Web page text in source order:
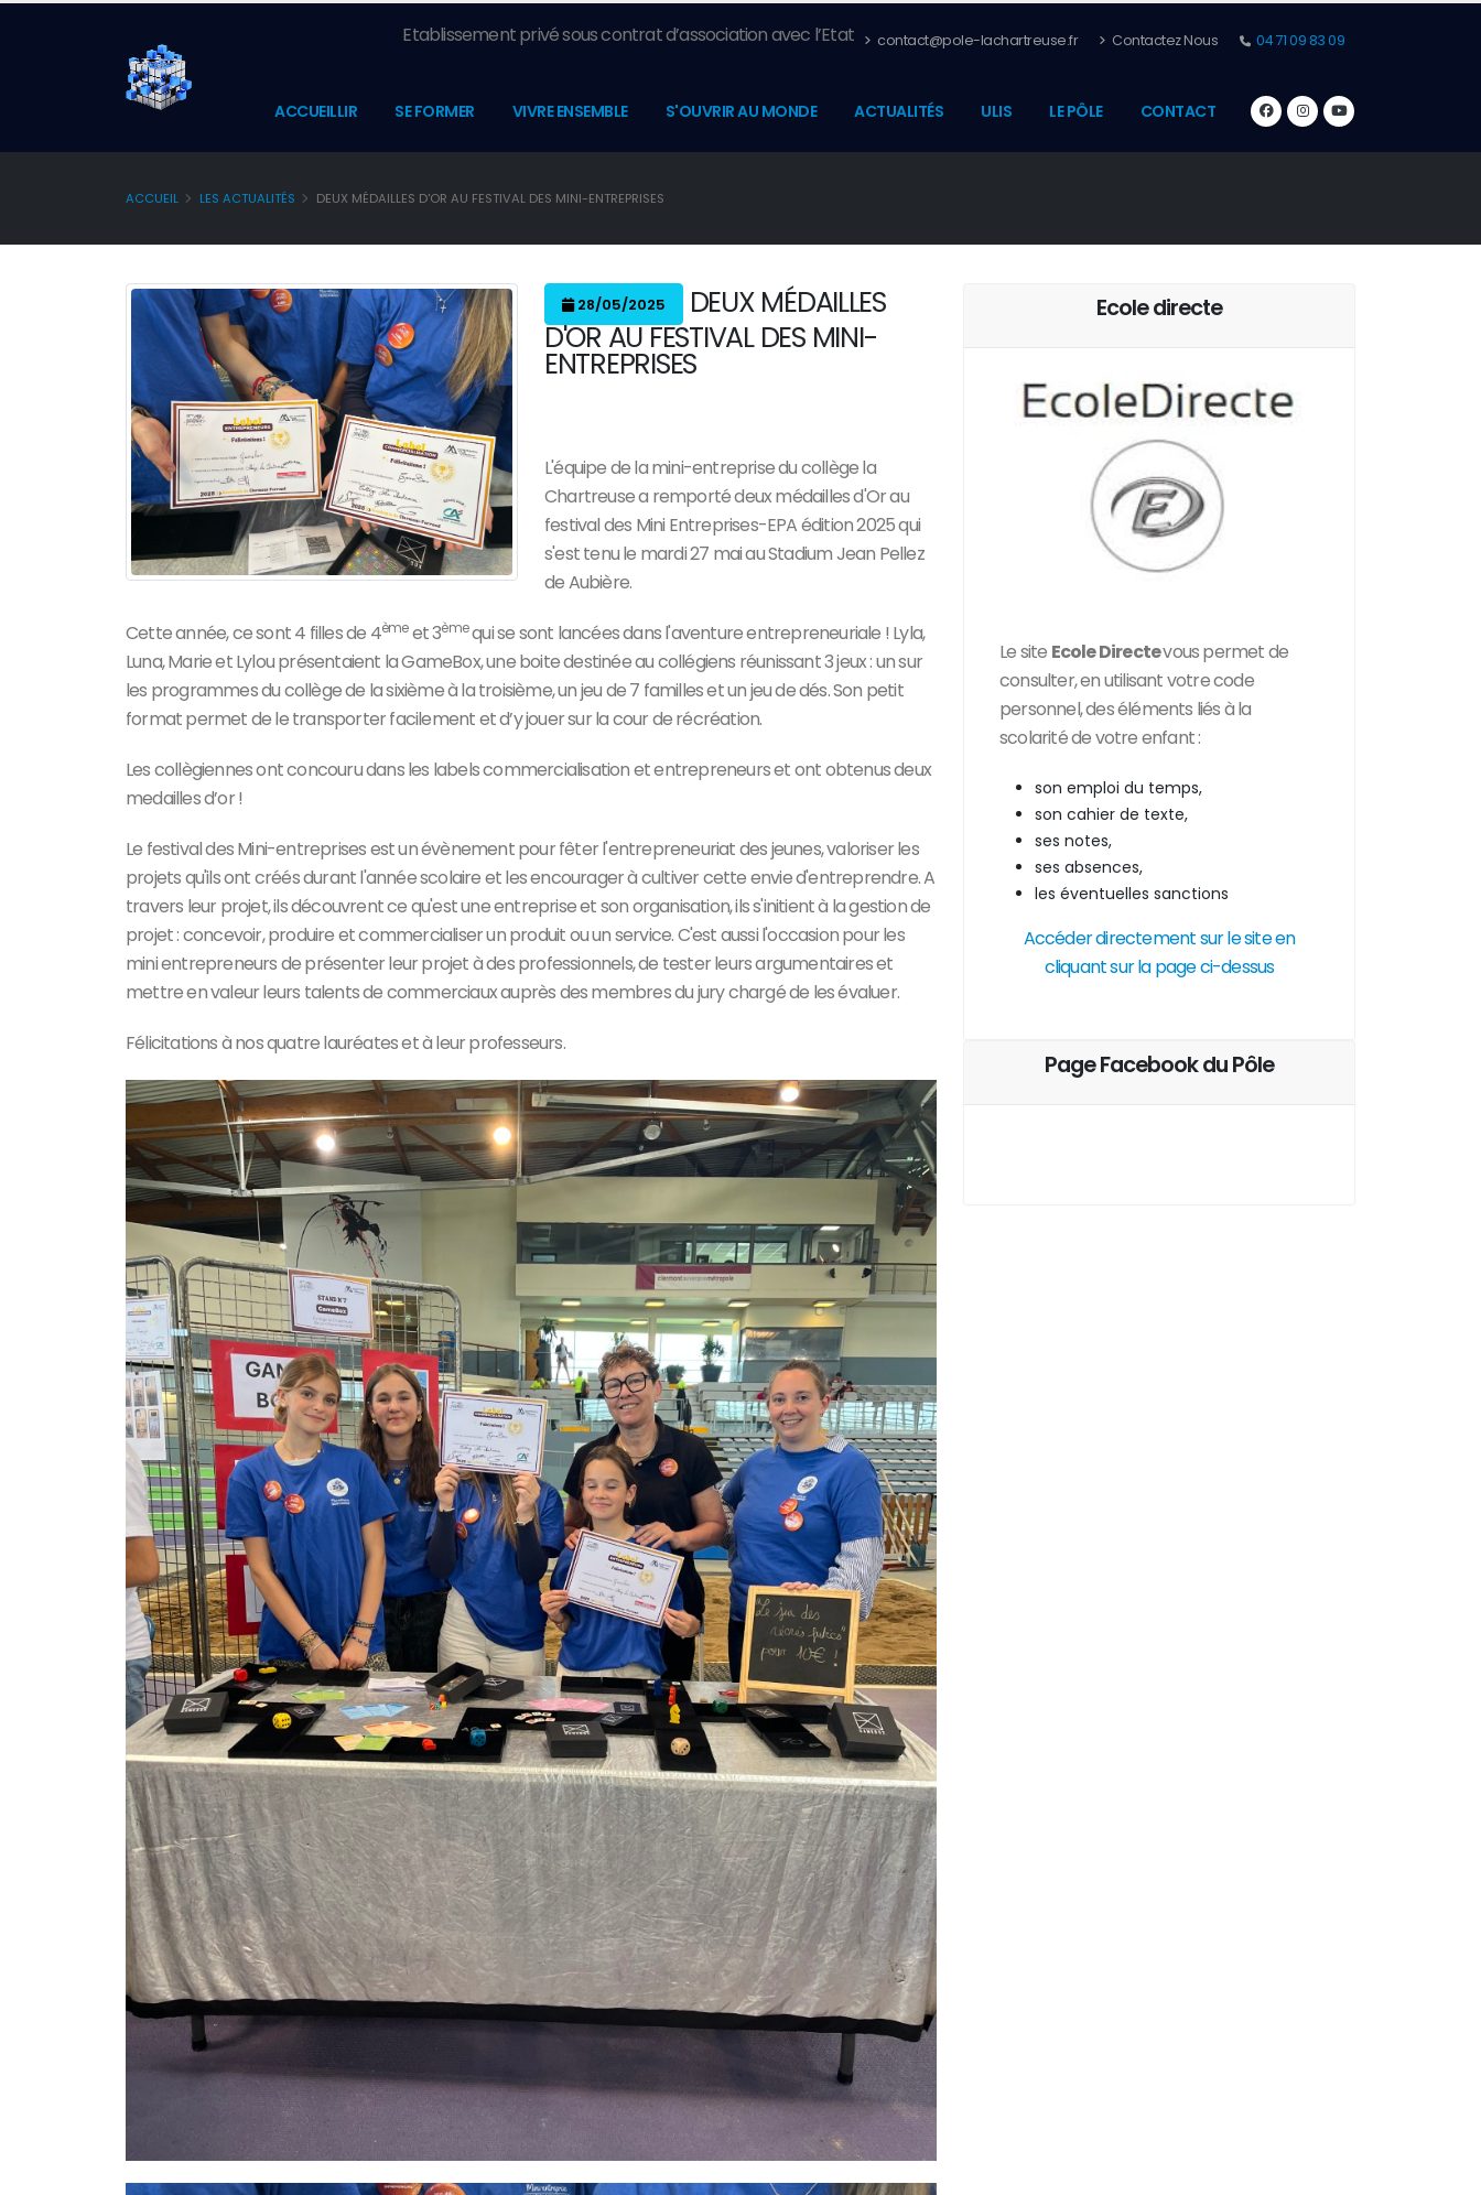
Etablissement privé sous contrat d’association avec l’Etat contact@pole-lachartreuse.fr Contactez Nous 04 71 09 83 09
ACCUEILLIR SE FORMER VIVRE ENSEMBLE S'OUVRIR AU MONDE ACTUALITÉS ULIS LE PÔLE CONTACT
ACCUEIL LES ACTUALITÉS DEUX MÉDAILLES D'OR AU FESTIVAL DES MINI-ENTREPRISES
28/05/2025
DEUX MÉDAILLES
D'OR AU FESTIVAL DES MINI-
ENTREPRISES
L'équipe de la mini-entreprise du collège la
Chartreuse a remporté deux médailles d'Or au
festival des Mini Entreprises-EPA édition 2025 qui
s'est tenu le mardi 27 mai au Stadium Jean Pellez
de Aubière.
Cette année, ce sont 4 filles de 4èmeet 3èmequi se sont lancées dans l'aventure entrepreneuriale ! Lyla,
Luna, Marie et Lylou présentaient la GameBox, une boite destinée au collégiens réunissant 3 jeux : un sur
les programmes du collège de la sixième à la troisième, un jeu de 7 familles et un jeu de dés. Son petit
format permet de le transporter facilement et d’y jouer sur la cour de récréation.
Les collègiennes ont concouru dans les labels commercialisation et entrepreneurs et ont obtenus deux
medailles d’or !
Le festival des Mini-entreprises est un évènement pour fêter l'entrepreneuriat des jeunes, valoriser les
projets qu'ils ont créés durant l'année scolaire et les encourager à cultiver cette envie d'entreprendre. A
travers leur projet, ils découvrent ce qu'est une entreprise et son organisation, ils s'initient à la gestion de
projet : concevoir, produire et commercialiser un produit ou un service. C'est aussi l'occasion pour les
mini entrepreneurs de présenter leur projet à des professionnels, de tester leurs argumentaires et
mettre en valeur leurs talents de commerciaux auprès des membres du jury chargé de les évaluer.
Félicitations à nos quatre lauréates et à leur professeurs.
Ecole directe
Le site Ecole Directevous permet de
consulter, en utilisant votre code
personnel, deséléments liés à la
scolarité de votre enfant :
son emploi du temps,
son cahier de texte,
ses notes,
ses absences,
les éventuelles sanctions
Accéder directement sur le site en
cliquant sur la page ci-dessus
Page Facebook du Pôle